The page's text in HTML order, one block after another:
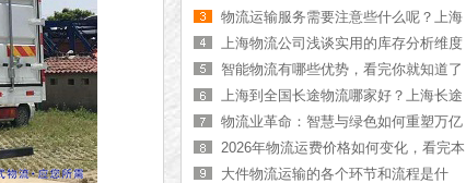
电商物流公司【最新更新】
物流运输服务需要注意些什么呢？上海
物流公司告诉您
上海物流公司浅谈实用的库存分析维度
智能物流有哪些优势，看完你就知道了
[今日资讯]
上海到全国长途物流哪家好？上海长途
物流全程护航【行业百科】
物流业革命：智慧与绿色如何重塑万亿
赛道，本文告诉你
2026年物流运费价格如何变化，看完本
文你就知道了[最新更新]
大件物流运输的各个环节和流程是什